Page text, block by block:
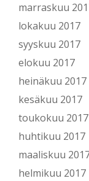
marraskuu
lokakuu 2017
syyskuu 2017
elokuu 2017
heinäkuu 2017
kesäkuu 2017
toukokuu 2017
huhtikuu 2017
maaliskuu
helmikuu 2017